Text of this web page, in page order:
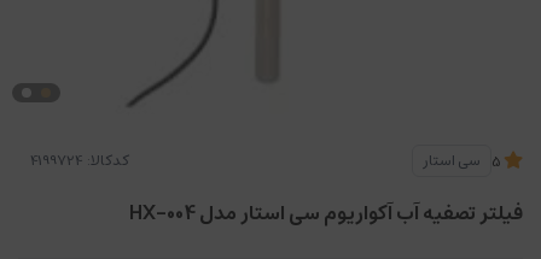
سی استار کدکالا:
فیلتر تصفیه آب آکواریوم سی استار مدل HX-004